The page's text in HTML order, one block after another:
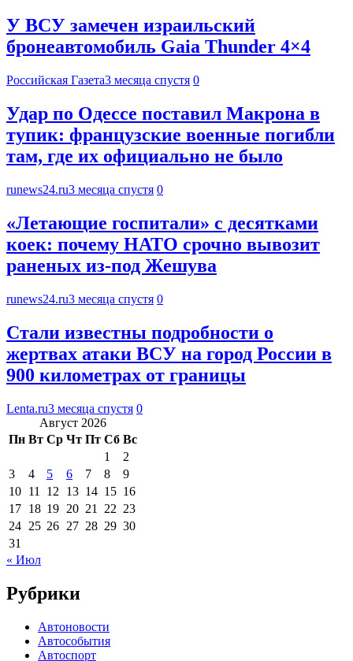
У ВСУ замечен израильский
бронеавтомобиль Gaia Thunder 4×4
Российская Газета3 месяца спустя 0
Удар по Одессе поставил Макрона в
тупик: французские военные погибли
там, где их официально не было
runews24.ru3 месяца спустя 0
«Летающие госпитали» с десятками
коек: почему НАТО срочно вывозит
раненых из-под Жешува
runews24.ru3 месяца спустя 0
Стали известны подробности о
жертвах атаки ВСУ на город России в
900 километрах от границы
Lenta.ru3 месяца спустя 0
Август 2026
Пн Вт Ср Чт Пт Сб Вс
1
2
3
4 5 6 7 8
9
10 11 12 13 14 15 16
17 18 19 20 21 22 23
24 25 26 27 28 29 30
31
« Июл
Рубрики
Автоновости
Автособытия
Автоспорт